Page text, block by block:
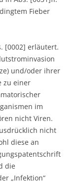
Fieber
[0002] erläutert.
und/oder ihrer
zu einer
im
nicht Viren.
nicht
diese an
die
„Infektion“